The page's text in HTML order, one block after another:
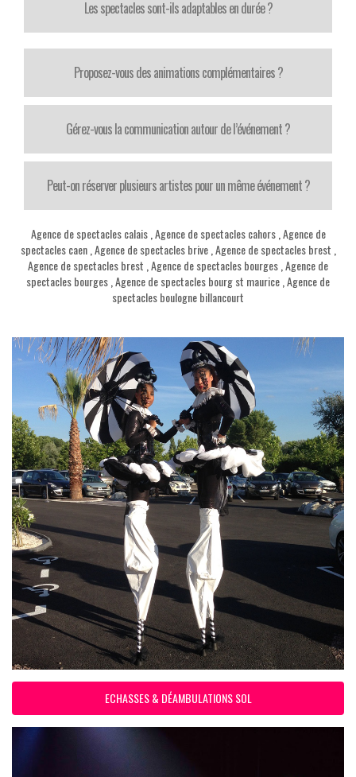
Les spectacles sont-ils adaptables en durée ?
Proposez-vous des animations complémentaires ?
Gérez-vous la communication autour de l’événement ?
Peut-on réserver plusieurs artistes pour un même événement ?
Agence de spectacles calais, Agence de spectacles cahors, Agence de
spectacles caen, Agence de spectacles brive, Agence de spectacles brest
Agence de spectacles brest Agence de spectacles bourges Agence de
spectacles bourges Agence de spectacles bourg st maurice Agence de
spectacles boulogne billancourt
ECHASSES & DÉAMBULATIONS SOL